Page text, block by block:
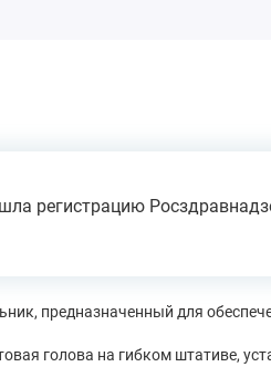
регистрацию
предназначенный для
голова на гибком штативе,